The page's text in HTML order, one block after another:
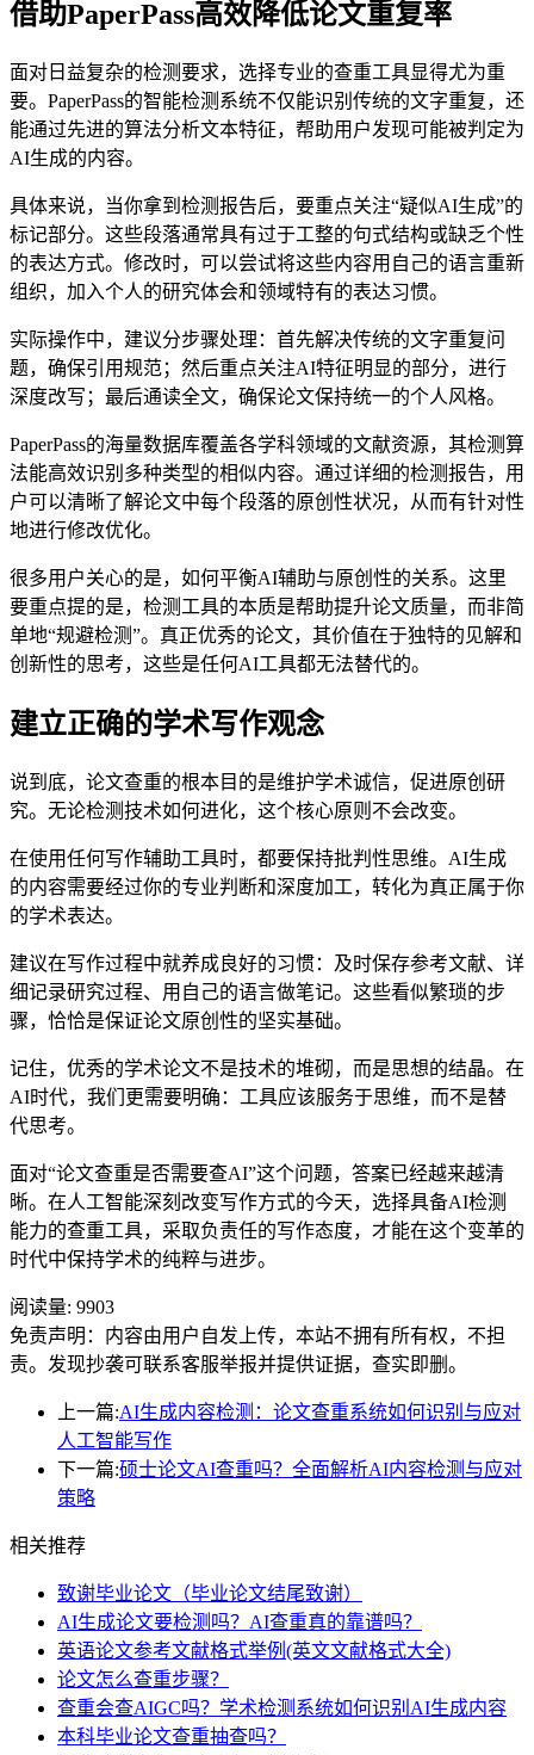
借助PaperPass高效降低论文重复率
面对日益复杂的检测要求，选择专业的查重工具显得尤为重
要。PaperPass的智能检测系统不仅能识别传统的文字重复，还
能通过先进的算法分析文本特征，帮助用户发现可能被判定为
AI生成的内容。
具体来说，当你拿到检测报告后，要重点关注“疑似AI生成”的
标记部分。这些段落通常具有过于工整的句式结构或缺乏个性
的表达方式。修改时，可以尝试将这些内容用自己的语言重新
组织，加入个人的研究体会和领域特有的表达习惯。
实际操作中，建议分步骤处理：首先解决传统的文字重复问
题，确保引用规范；然后重点关注AI特征明显的部分，进行
深度改写；最后通读全文，确保论文保持统一的个人风格。
PaperPass的海量数据库覆盖各学科领域的文献资源，其检测算
法能高效识别多种类型的相似内容。通过详细的检测报告，用
户可以清晰了解论文中每个段落的原创性状况，从而有针对性
地进行修改优化。
很多用户关心的是，如何平衡AI辅助与原创性的关系。这里
要重点提的是，检测工具的本质是帮助提升论文质量，而非简
单地“规避检测”。真正优秀的论文，其价值在于独特的见解和
创新性的思考，这些是任何AI工具都无法替代的。
建立正确的学术写作观念
说到底，论文查重的根本目的是维护学术诚信，促进原创研
究。无论检测技术如何进化，这个核心原则不会改变。
在使用任何写作辅助工具时，都要保持批判性思维。AI生成
的内容需要经过你的专业判断和深度加工，转化为真正属于你
的学术表达。
建议在写作过程中就养成良好的习惯：及时保存参考文献、详
细记录研究过程、用自己的语言做笔记。这些看似繁琐的步
骤，恰恰是保证论文原创性的坚实基础。
记住，优秀的学术论文不是技术的堆砌，而是思想的结晶。在
AI时代，我们更需要明确：工具应该服务于思维，而不是替
代思考。
面对“论文查重是否需要查AI”这个问题，答案已经越来越清
晰。在人工智能深刻改变写作方式的今天，选择具备AI检测
能力的查重工具，采取负责任的写作态度，才能在这个变革的
时代中保持学术的纯粹与进步。
阅读量: 9903
免责声明：内容由用户自发上传，本站不拥有所有权，不担
责。发现抄袭可联系客服举报并提供证据，查实即删。
上一篇:AI生成内容检测：论文查重系统如何识别与应对
人工智能写作
下一篇:硕士论文AI查重吗？全面解析AI内容检测与应对
策略
相关推荐
致谢毕业论文（毕业论文结尾致谢）
AI生成论文要检测吗？AI查重真的靠谱吗？
英语论文参考文献格式举例(英文文献格式大全)
论文怎么查重步骤？
查重会查AIGC吗？学术检测系统如何识别AI生成内容
本科毕业论文查重抽查吗？